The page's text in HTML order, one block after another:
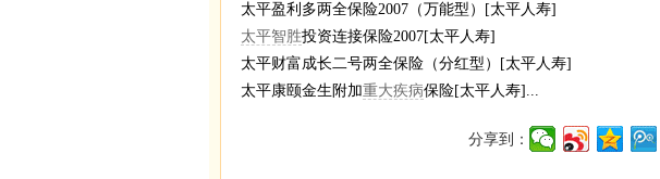
太平盈利多两全保险2007（万能型）[太平人寿]
太平智胜投资连接保险2007[太平人寿]
太平财富成长二号两全保险（分红型）[太平人寿]
太平康颐金生附加重大疾病保险[太平人寿]...
分享到：